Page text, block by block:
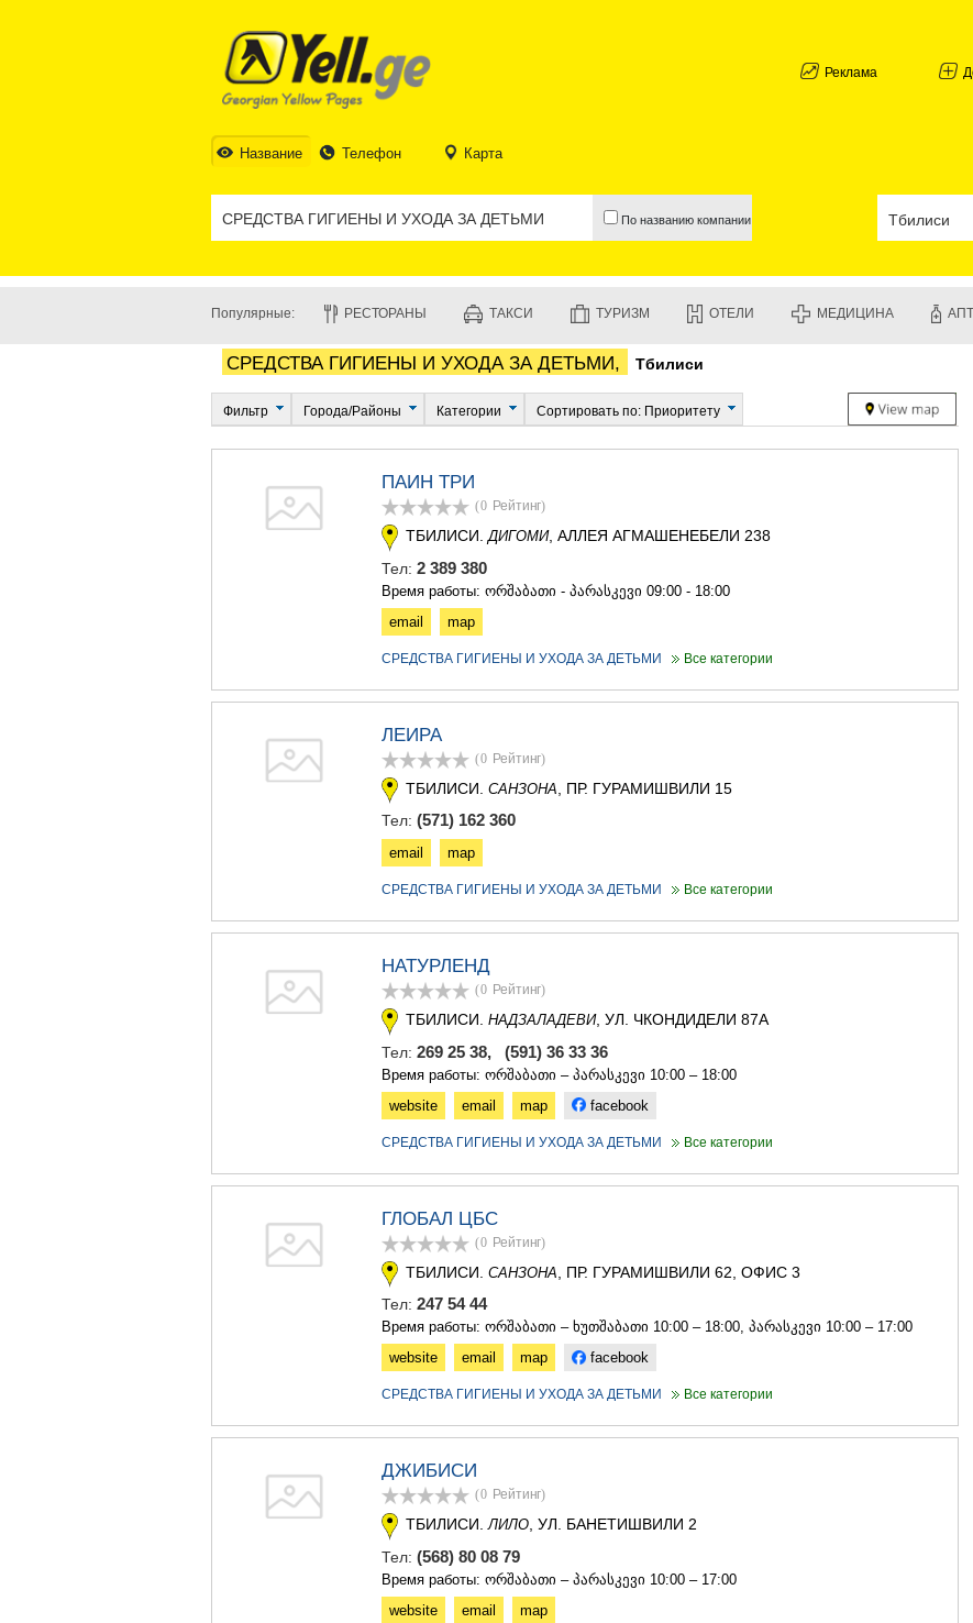
Реклама
Название Телефон Карта
По названию компании
АДЖАРИЯ
ЧАКВИ
ВАНИ
ТИАНЕТИ
СВАНЕТИЯ
ДЖВАРИ
Популярные: РЕСТОРАНЫ ТАКСИ ТУРИЗМ ОТЕЛИ МЕДИЦИНА
СРЕДСТВА ГИГИЕНЫ И УХОДА ЗА ДЕТЬМИ, Тбилиси
Фильтр Города/Районы Категории Сортировать по: Приоритету
ПАИН ТРИ
(0 Рейтинг)
ТБИЛИСИ. ДИГОМИ, АЛЛЕЯ АГМАШЕНЕБЕЛИ 238
Тел: 2 389 380
Время работы: ორშაბათი - პარასკევი 09:00 - 18:00
email
map
СРЕДСТВА ГИГИЕНЫ И УХОДА ЗА ДЕТЬМИ Все категории
ЛЕИРА
(0 Рейтинг)
ТБИЛИСИ. САНЗОНА , ПР. ГУРАМИШВИЛИ 15
Тел: (571) 162 360
email map
СРЕДСТВА ГИГИЕНЫ И УХОДА ЗА ДЕТЬМИ Все категории
НАТУРЛЕНД
(0 Рейтинг)
ТБИЛИСИ. НАДЗАЛАДЕВИ, УЛ. ЧКОНДИДЕЛИ 87А
Тел: 269 25 38, (591) 36 33 36
Время работы: ორშაბათი – პარასკევი 10:00 – 18:00
website
email map facebook
СРЕДСТВА ГИГИЕНЫ И УХОДА ЗА ДЕТЬМИ Все категории
ГЛОБАЛ ЦБС
(0 Рейтинг)
ТБИЛИСИ. САНЗОНА , ПР. ГУРАМИШВИЛИ 62, ОФИС 3
Тел: 247 54 44
Время работы: ორშაბათი – ხუთშაბათი 10:00 – 18:00, პარასკევი 10:00 – 17:00
website
email map facebook
СРЕДСТВА ГИГИЕНЫ И УХОДА ЗА ДЕТЬМИ Все категории
ДЖИБИСИ
(0 Рейтинг)
ТБИЛИСИ.ЛИЛО, УЛ. БАНЕТИШВИЛИ 2
Тел: (568) 80 08 79
Время работы: ორშაბათი – პარასკევი 10:00 – 17:00
website
email map